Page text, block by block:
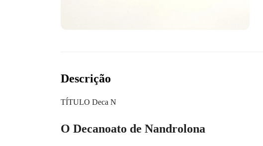
Descrição
TÍTULO Deca N
O Decanoato de Nandrolona